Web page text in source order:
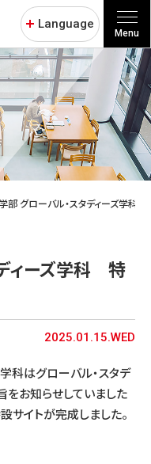
Language
Menu
部 グローバル・スタディーズ学科
ィーズ学科 特
2025.01.15.WED
はグローバル・スタデ
をお知らせしていました
サイトが完成しました。